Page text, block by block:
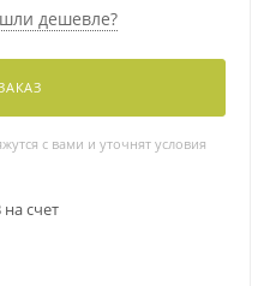
дешевле?
с вами и уточнят условия
на счет